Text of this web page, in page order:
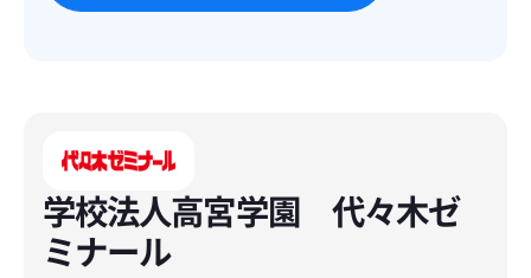
学校法人高宮学園 代々木ゼ
ミナール